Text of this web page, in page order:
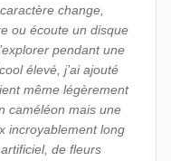
change,
ou écoute un disque
pendant une
élevé, j’ai ajouté
même légèrement
caméléon mais une
incroyablement long
de fleurs